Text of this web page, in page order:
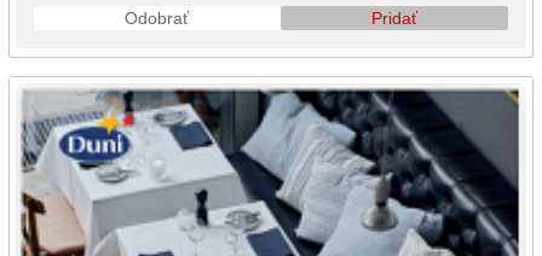
Odobrať Pridať